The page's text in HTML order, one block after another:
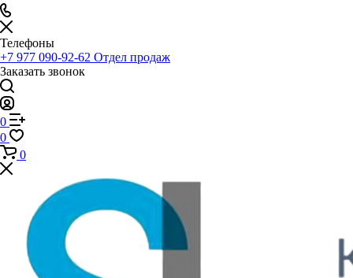
Телефоны
+7 977 090-92-62 Отдел продаж
Заказать звонок
0
0
0